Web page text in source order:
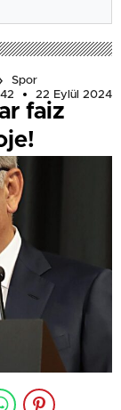
Spor
22 Eylül 2024
faiz